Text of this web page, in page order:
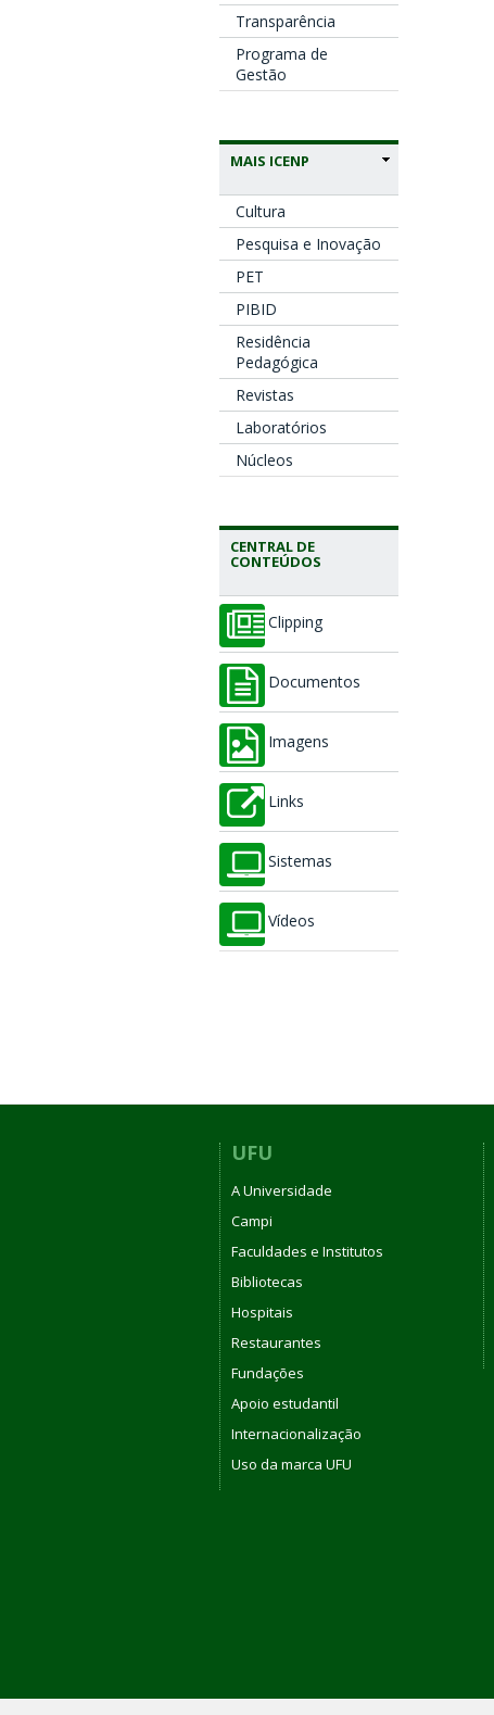
Transparência
Programa de
Gestão
MAIS ICENP
Cultura
Pesquisa e Inovação
PET
PIBID
Residência
Pedagógica
Revistas
Laboratórios
Núcleos
CENTRAL DE
CONTEÚDOS
Clipping
Documentos
Imagens
Links
Sistemas
Vídeos
UFU
A Universidade
Campi
Faculdades e Institutos
Bibliotecas
Hospitais
Restaurantes
Fundações
Apoio estudantil
Internacionalização
Uso da marca UFU